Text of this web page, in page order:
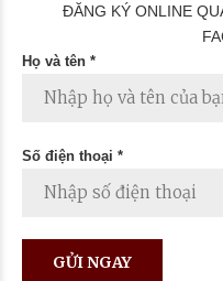
ĐĂNG KÝ ONLINE
Họ và tên *
Số điện thoại *